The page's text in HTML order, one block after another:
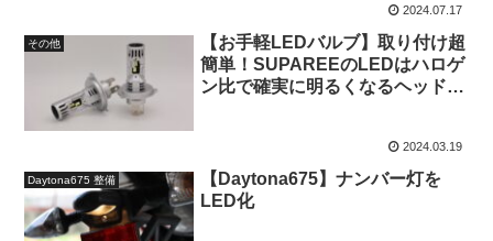
2024.07.17
その他
【お手軽LEDバルブ】取り付け超
簡単！SUPAREEのLEDはハロゲ
ン比で確実に明るくなるヘッドラ
2024.03.19
Daytona675 整備
【Daytona675】ナンバー灯を
LED化